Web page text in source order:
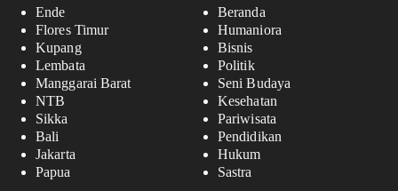
Ende
Flores Timur
Kupang
Lembata
Manggarai Barat
NTB
Sikka
Bali
Jakarta
Papua
Beranda
Humaniora
Bisnis
Politik
Seni Budaya
Kesehatan
Pariwisata
Pendidikan
Hukum
Sastra